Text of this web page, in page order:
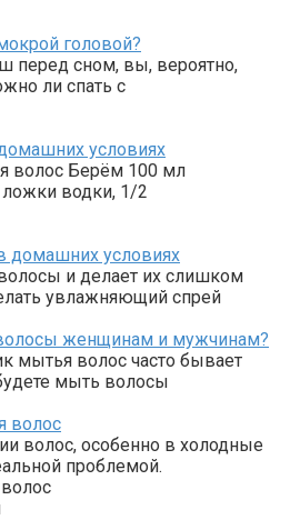
головой?
перед сном, вы, вероятно,
ли спать с
условиях
волос Берём 100 мл
ложки водки, 1/2
домашних условиях
и делает их слишком
увлажняющий спрей
женщинам и мужчинам?
мытья волос часто бывает
мыть волосы
волос
волос, особенно в холодные
проблемой.